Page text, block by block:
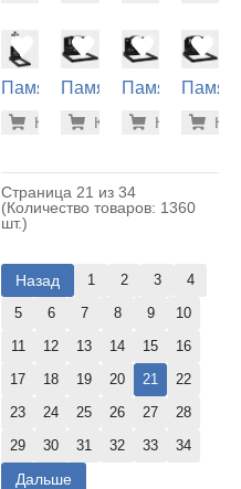
Памятник
(15-101)
-7% 41.700
Купить
Памятник
могилу
-7%
Купить
Памятник
могилу
-
Купитьмогилу
Страница 21 из 34
(Количество товаров: 1360
шт.)
Назад 1 2 3
4
5
6 7 8 9
10
11
12 13 14 15
16
17
18 19 20 21
22
23
24 25 26 27
28
29
30 31 32 33 34
Дальше